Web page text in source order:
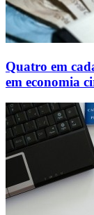
Quatro em
em economia